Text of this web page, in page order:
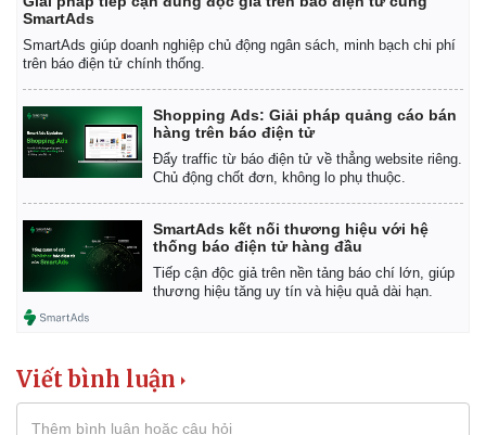
Kinh tế
Bất động sản
Khởi nghiệp
Thị trường
Giá vàng
Tiêu dùng
Chứng khoán
Giá cà phê
SmartAds
SmartAds giúp doanh nghiệp chủ động ngân sách, minh bạch chi phí
trên báo điện tử chính thống.
Shopping Ads: Giải pháp quảng cáo bán
hàng trên báo điện tử
Đẩy traffic từ báo điện tử về thẳng website riêng.
Chủ động chốt đơn, không lo phụ thuộc.
SmartAds kết nối thương hiệu với hệ
thống báo điện tử hàng đầu
Tiếp cận độc giả trên nền tảng báo chí lớn, giúp
thương hiệu tăng uy tín và hiệu quả dài hạn.
Viết bình luận